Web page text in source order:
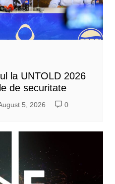
la UNTOLD 2026
de securitate
5, 2026 0